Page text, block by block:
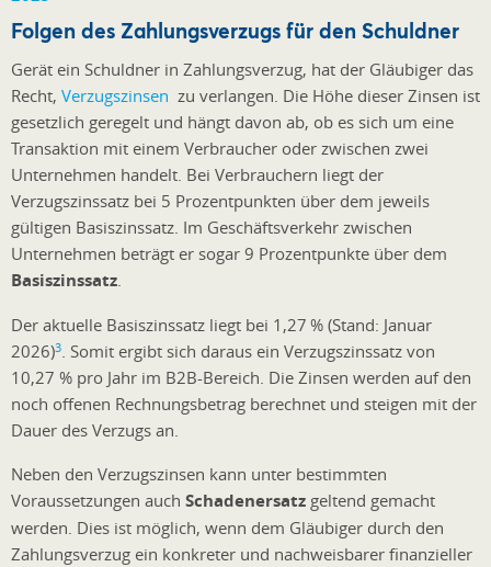
Folgen des Zahlungsverzugs für den Schuldner
Gerät ein Schuldner in Zahlungsverzug, hat der Gläubiger das
Recht, Verzugszinsen zu verlangen. Die Höhe dieser Zinsen ist
gesetzlich geregelt und hängt davon ab, ob es sich um eine
Transaktion mit einem Verbraucher oder zwischen zwei
Unternehmen handelt. Bei Verbrauchern liegt der
Verzugszinssatz bei 5 Prozentpunkten über dem jeweils
gültigen Basiszinssatz. Im Geschäftsverkehr zwischen
Unternehmen beträgt er sogar 9 Prozentpunkte über dem
Basiszinssatz.
Der aktuelle Basiszinssatz liegt bei 1,27 % (Stand: Januar
2026)3. Somit ergibt sich daraus ein Verzugszinssatz von
10,27 % pro Jahr im B2B-Bereich. Die Zinsen werden auf den
noch offenen Rechnungsbetrag berechnet und steigen mit der
Dauer des Verzugs an.
Neben den Verzugszinsen kann unter bestimmten
Voraussetzungen auch Schadenersatz geltend gemacht
werden. Dies ist möglich, wenn dem Gläubiger durch den
Zahlungsverzug ein konkreter und nachweisbarer finanzieller